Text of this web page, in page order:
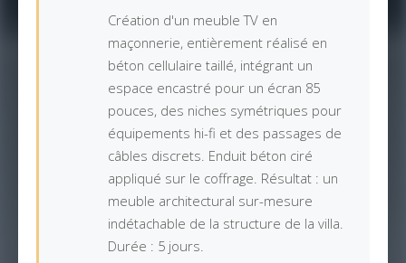
Création d'un meuble TV en
maçonnerie, entièrement réalisé en
béton cellulaire taillé, intégrant un
espace encastré pour un écran 85
pouces, des niches symétriques pour
équipements hi-fi et des passages de
câbles discrets. Enduit béton ciré
appliqué sur le coffrage. Résultat : un
meuble architectural sur-mesure
indétachable de la structure de la villa.
Durée : 5 jours.